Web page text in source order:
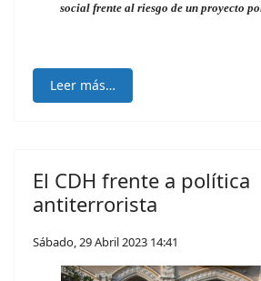
social frente al riesgo de un proyecto
Leer más…
El CDH frente a política
antiterrorista
Sábado, 29 Abril 2023 14:41